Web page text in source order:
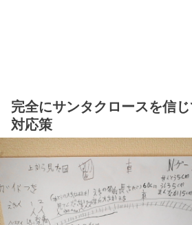
完全にサンタクロースを信
対応策